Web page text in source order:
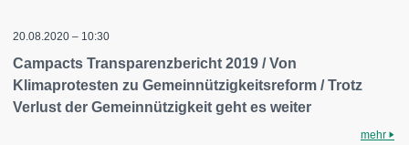
20.08.2020 – 10:30
Campacts Transparenzbericht 2019 / Von
Klimaprotesten zu Gemeinnützigkeitsreform / Trotz
Verlust der Gemeinnützigkeit geht es weiter
mehr